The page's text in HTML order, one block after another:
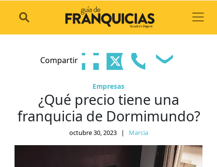
Compartir
Empresas
¿Qué precio tiene una
franquicia de Dormimundo?
octubre 30, 2023 | Marcia